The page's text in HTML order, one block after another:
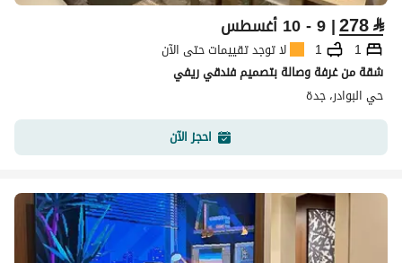
⃁
278| 9 - 10 أغسطس
1
1
لا توجد تقييمات حتى الآن
شقة من غرفة وصالة بتصميم فندقي ريفي
حي البوادر، جدة
احجز الآن